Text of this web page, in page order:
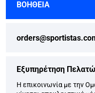
ΒΟΗΘΕΙΑ
Εξυπηρέτηση
Η επικοινωνία με την